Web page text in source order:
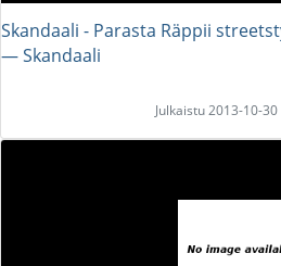
Skandaali - Parasta Räppii
― Skandaali
Julkaistu 2013-10-